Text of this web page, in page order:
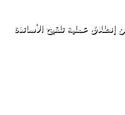
إنطلاق عملية تلقيح الأساتذة